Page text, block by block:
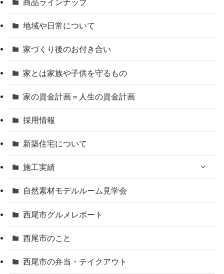
商品ラインナップ
地域や日常について
家づくり後のお付き合い
家とは家族や子供を守るもの
家の資金計画＝人生の資金計画
採用情報
新築住宅について
施工実績
自然素材モデルルーム見学会
西尾市グルメレポート
西尾市のこと
西尾市の弁当・テイクアウト